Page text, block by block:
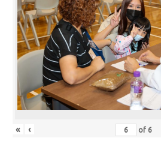
« ‹ of 6